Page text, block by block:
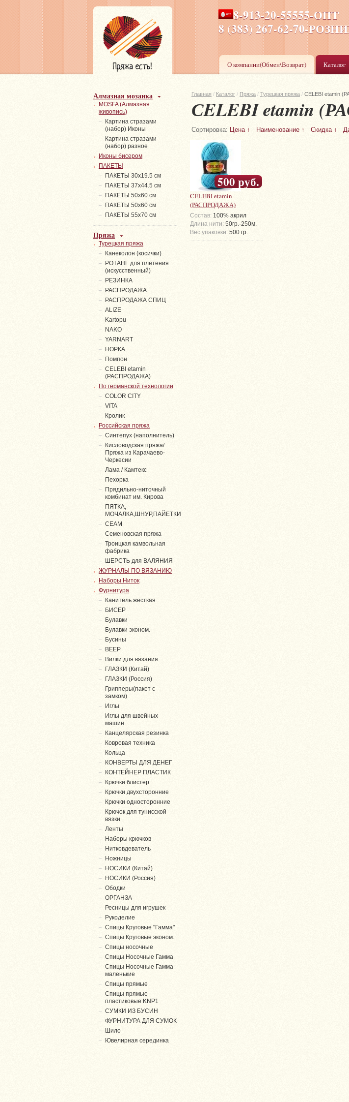
8-913-20-55555-ОПТ
8 (383) 267-62-70-
ПН-ПТ 8-17,СБ-ВС 9-17
О компании(Обмен\Возврат) Каталог
Главная / Каталог / Пряжа / Турецкая пряжа / СELEBI etamin
СELEBI etamin
Сортировка: Цена ↑ Наименование ↑ Скидка ↑
CELEBI etamin
(РАСПРОДАЖА)
500 руб.
Состав: 100% акрил
Длина нити: 50гр.-250м.
Вес упаковки: 500 гр.
Алмазная мозаика
MOSFA (Алмазная
живопись)
Картина стразами
(набор) Иконы
Картина стразами
(набор) разное
Иконы бисером
ПАКЕТЫ
ПАКЕТЫ 30х19.5 см
ПАКЕТЫ 37х44.5 см
ПАКЕТЫ 50х60 см
ПАКЕТЫ 50х60 см
ПАКЕТЫ 55х70 см
Пряжа
Турецкая пряжа
Канеколон (косички)
РОТАНГ для плетения
(искусственный)
PЕЗИНКА
РАСПРОДАЖА
РАСПРОДАЖА СПИЦ
ALIZE
Kartopu
NAKO
YARNART
НОРКА
Помпон
СELEBI etamin
(РАСПРОДАЖА)
По германской технологии
COLOR CITY
VITA
Кролик
Российская пряжа
Синтепух (наполнитель)
Кисловодская пряжа/
Пряжа из Карачаево-
Черкесии
Лама / Камтекс
Пехорка
Прядильно-ниточный
комбинат им. Кирова
ПЯТКА,
МОЧАЛКА,ШНУР,ПАЙЕТКИ
СЕАМ
Семеновская пряжа
Троицкая камвольная
фабрика
ШЕРСТЬ для ВАЛЯНИЯ
ЖУРНАЛЫ ПО ВЯЗАНИЮ
Наборы Ниток
Фурнитура
Канитель жесткая
БИСЕР
Булавки
Булавки эконом.
Бусины
ВЕЕР
Вилки для вязания
ГЛАЗКИ (Китай)
ГЛАЗКИ (Россия)
Грипперы(пакет с
замком)
Иглы
Иглы для швейных
машин
Канцелярская резинка
Ковровая техника
Кольца
КОНВЕРТЫ ДЛЯ ДЕНЕГ
КОНТЕЙНЕР ПЛАСТИК
Крючки блистер
Крючки двухсторонние
Крючки односторонние
Крючок для тунисской
вязки
Ленты
Наборы крючков
Нитковдеватель
Ножницы
НОСИКИ (Китай)
НОСИКИ (Россия)
Ободки
ОРГАНЗА
Ресницы для игрушек
Рукоделие
Спицы Круговые "Гамма"
Спицы Круговые эконом.
Спицы носочные
Спицы Носочные Гамма
Спицы Носочные Гамма
маленькие
Спицы прямые
Спицы прямые
пластиковые KNP1
СУМКИ ИЗ БУСИН
ФУРНИТУРА ДЛЯ СУМОК
Шило
Ювелирная серединка